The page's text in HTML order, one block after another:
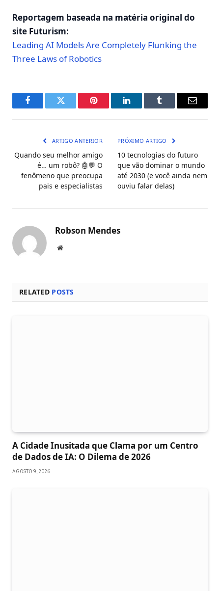
Reportagem baseada na matéria original do
site Futurism:
Leading AI Models Are Completely Flunking the
Three Laws of Robotics
FacebookTwitter Pinterest LinkedInTumblr
E-
ARTIGO ANTERIOR
Quando seu melhor amigo
é… um robô? 🤖💬 O
fenômeno que preocupa
pais e especialistas
PRÓXIMO ARTIGO
10 tecnologias do futuro
que vão dominar o mundo
até 2030 (e você ainda nem
ouviu falar delas)
Robson Mendes
Local
RELATED POSTS
A Cidade Inusitada que Clama por um Centro
de Dados de IA: O Dilema de 2026
AGOSTO 9, 2026